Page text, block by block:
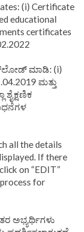
(i) Certificate
educational
certificates
ಮಾಡಿ: (i)
ಮತ್ತು
all the details
If there
on “EDIT”
for
ಅಭ್ಯರ್ಥಿಗಳು